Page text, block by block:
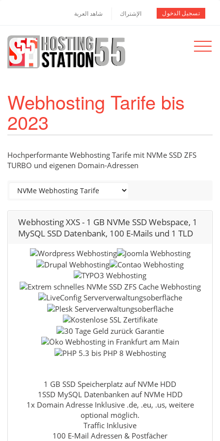
شاهد العربة الإشتراك تسجيل الدخول
Toggle
Webhosting Tarife bis
2023
Hochperformante Webhosting Tarife mit NVMe SSD ZFS
TURBO und eigenen Domain-Adressen
Webhosting XXS - 1 GB NVMe SSD Webspace, 1
MySQL SSD Datenbank, 100 E-Mails und 1 TLD
1 GB SSD Speicherplatz auf NVMe HDD
1SSD MySQL Datenbanken auf NVMe HDD
1x Domain Adresse Inklusive .de, .eu, .us, weitere
optional möglich.
Traffic Inklusive
100 E-Mail Adressen & Postfächer